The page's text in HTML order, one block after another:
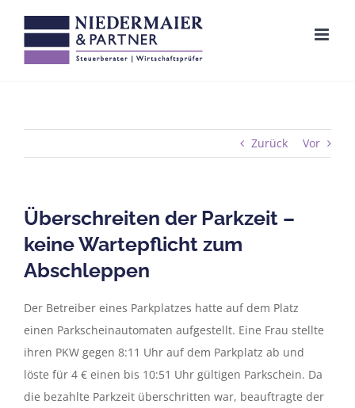
Inhalt
springen
Zurück Vor
Überschreiten der Parkzeit –
keine Wartepflicht zum
Abschleppen
Der Betreiber eines Parkplatzes hatte auf dem Platz
einen Parkscheinautomaten aufgestellt. Eine Frau stellte
ihren PKW gegen 8:11 Uhr auf dem Parkplatz ab und
löste für 4 € einen bis 10:51 Uhr gültigen Parkschein. Da
die bezahlte Parkzeit überschritten war, beauftragte der